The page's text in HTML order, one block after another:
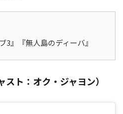
3』『無人島のディーバ』
ト：オク・ジャヨン）